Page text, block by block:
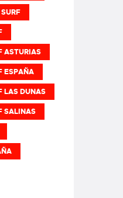
ASTURIAS
ESPAÑA
LAS DUNAS
SALINAS